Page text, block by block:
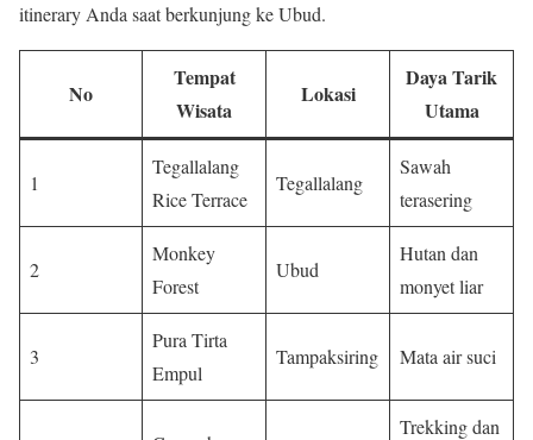
itinerary Anda saat berkunjung ke Ubud.
No
Tempat
Wisata
Lokasi
Daya Tarik
Utama
1
Tegallalang
Rice Terrace
Tegallalang
Sawah
terasering
2
Monkey
Forest
Ubud
Hutan dan
monyet liar
3
Pura Tirta
Empul
Tampaksiring Mata air suci
Trekking dan